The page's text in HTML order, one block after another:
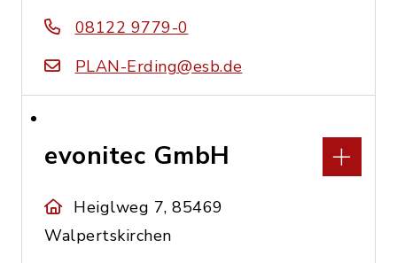
08122 9779-0
PLAN-Erding@esb.de
evonitec GmbH
Heiglweg 7, 85469
Walpertskirchen